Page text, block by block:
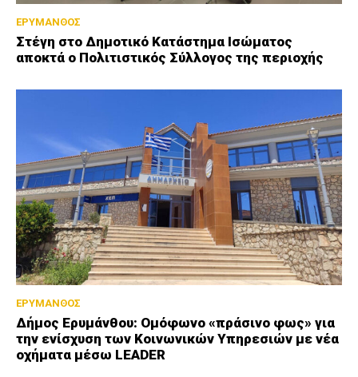
ΕΡΥΜΑΝΘΟΣ
Στέγη στο Δημοτικό Κατάστημα Ισώματος
αποκτά ο Πολιτιστικός Σύλλογος της περιοχής
ΕΡΥΜΑΝΘΟΣ
Δήμος Ερυμάνθου: Ομόφωνο «πράσινο φως» για
την ενίσχυση των Κοινωνικών Υπηρεσιών με νέα
οχήματα μέσω LEADER